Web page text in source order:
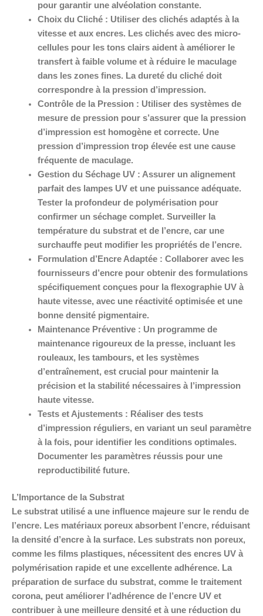
pour garantir une alvéolation constante.
Choix du Cliché : Utiliser des clichés adaptés à la
vitesse et aux encres. Les clichés avec des micro-
cellules pour les tons clairs aident à améliorer le
transfert à faible volume et à réduire le maculage
dans les zones fines. La dureté du cliché doit
correspondre à la pression d’impression.
Contrôle de la Pression : Utiliser des systèmes de
mesure de pression pour s’assurer que la pression
d’impression est homogène et correcte. Une
pression d’impression trop élevée est une cause
fréquente de maculage.
Gestion du Séchage UV : Assurer un alignement
parfait des lampes UV et une puissance adéquate.
Tester la profondeur de polymérisation pour
confirmer un séchage complet. Surveiller la
température du substrat et de l’encre, car une
surchauffe peut modifier les propriétés de l’encre.
Formulation d’Encre Adaptée : Collaborer avec les
fournisseurs d’encre pour obtenir des formulations
spécifiquement conçues pour la flexographie UV à
haute vitesse, avec une réactivité optimisée et une
bonne densité pigmentaire.
Maintenance Préventive : Un programme de
maintenance rigoureux de la presse, incluant les
rouleaux, les tambours, et les systèmes
d’entraînement, est crucial pour maintenir la
précision et la stabilité nécessaires à l’impression
haute vitesse.
Tests et Ajustements : Réaliser des tests
d’impression réguliers, en variant un seul paramètre
à la fois, pour identifier les conditions optimales.
Documenter les paramètres réussis pour une
reproductibilité future.
L’Importance de la Substrat
Le substrat utilisé a une influence majeure sur le rendu de
l’encre. Les matériaux poreux absorbent l’encre, réduisant
la densité d’encre à la surface. Les substrats non poreux,
comme les films plastiques, nécessitent des encres UV à
polymérisation rapide et une excellente adhérence. La
préparation de surface du substrat, comme le traitement
corona, peut améliorer l’adhérence de l’encre UV et
contribuer à une meilleure densité et à une réduction du